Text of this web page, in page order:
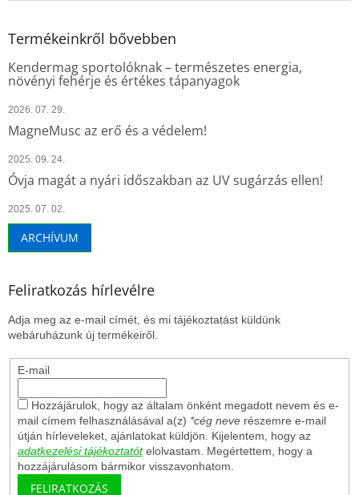
Termékeinkről bővebben
Kendermag sportolóknak – természetes energia,
növényi fehérje és értékes tápanyagok
2026. 07. 29.
MagneMusc az erő és a védelem!
2025. 09. 24.
Óvja magát a nyári időszakban az UV sugárzás ellen!
2025. 07. 02.
ARCHÍVUM
Feliratkozás hírlevélre
Adja meg az e-mail címét, és mi tájékoztatást küldünk
webáruházunk új termékeiről.
E-mail
Hozzájárulok, hogy az általam önként megadott nevem és e-
mail címem felhasználásával a(z) *cég neverészemre e-mail
útján hírleveleket, ajánlatokat küldjön. Kijelentem, hogy az
adatkezelési tájékoztatót elolvastam. Megértettem, hogy a
hozzájárulásom bármikor visszavonhatom.
FELIRATKOZÁS